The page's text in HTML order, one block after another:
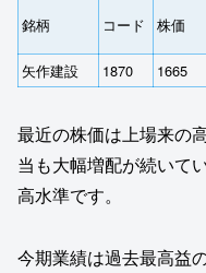
銘柄 コード 株価
矢作建設
1870 1665
最近の株価は上場来の
当も大幅増配が続いて
高水準です。
今期業績は過去最高益